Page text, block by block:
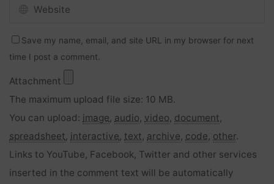
Save my name, email, and site URL in my browser for next
time I post a comment.
Attachment
The maximum upload file size: 10 MB.
You can upload: image, audio, video, document,
spreadsheet, interactive, text, archive, code, other.
Links to YouTube, Facebook, Twitter and other services
inserted in the comment text will be automatically